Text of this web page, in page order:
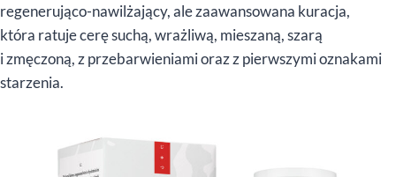
regenerująco-nawilżający, ale zaawansowana kuracja,
która ratuje cerę suchą, wrażliwą, mieszaną, szarą
i zmęczoną, z przebarwieniami oraz z pierwszymi oznakami
starzenia.